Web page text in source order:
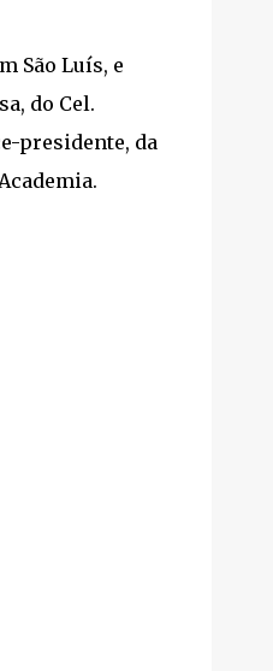
São Luís, e
do Cel.
presidente, da